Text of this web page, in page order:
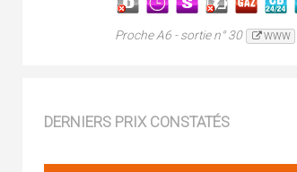
Proche A6 - sortie n° 30 WWW
DERNIERS PRIX CONSTATÉS